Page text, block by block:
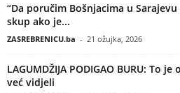
“Da poručim Bošnjacima u
skup ako je...
ZASREBRENICU.ba - 21 ožujka, 2026
LAGUMDŽIJA PODIGAO BURU: To
već vidjeli